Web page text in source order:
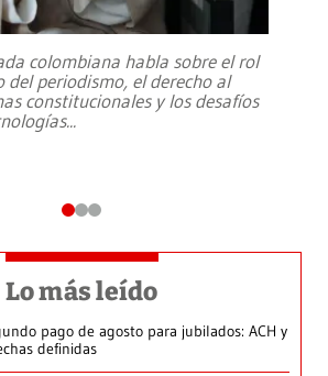
colombiana habla sobre el rol
del periodismo, el derecho al
constitucionales y los desafíos
...
Lo más leído
pago de agosto para jubilados: ACH y
definidas